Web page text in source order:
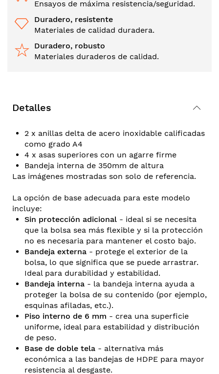
Ensayos de máxima resistencia/seguridad.
Duradero, resistente
Materiales de calidad duradera.
Duradero, robusto
Materiales duraderos de calidad.
Detalles
2 x anillas delta de acero inoxidable calificadas
como grado A4
4 x asas superiores con un agarre firme
Bandeja interna de 350mm de altura
Las imágenes mostradas son solo de referencia.
La opción de base adecuada para este modelo
incluye:
Sin protección adicional - ideal si se necesita
que la bolsa sea más flexible y si la protección
no es necesaria para mantener el costo bajo.
Bandeja externa - protege el exterior de la
bolsa, lo que significa que se puede arrastrar.
Ideal para durabilidad y estabilidad.
Bandeja interna - la bandeja interna ayuda a
proteger la bolsa de su contenido (por ejemplo,
esquinas afiladas, etc.).
Piso interno de 6 mm - crea una superficie
uniforme, ideal para estabilidad y distribución
de peso.
Base de doble tela - alternativa más
económica a las bandejas de HDPE para mayor
resistencia al desgaste.